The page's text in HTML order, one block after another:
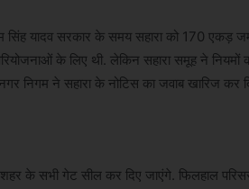
यादव सरकार के समय सहारा को 170 एकड़
के लिए थी. लेकिन सहारा समूह ने
निगम ने सहारा के नोटिस का जवाब खारिज कर
शहर के सभी गेट सील कर दिए जाएंगे. फिलहाल